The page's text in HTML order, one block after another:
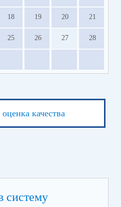
18 19 20 21
25 26 27 28
качества
систему